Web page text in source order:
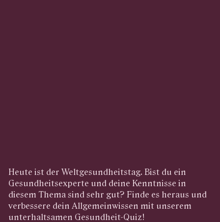
Heute ist der Weltgesundheitstag. Bist du ein
Gesundheitsexperte und deine Kenntnisse in
diesem Thema sind sehr gut? Finde es heraus und
verbessere dein Allgemeinwissen mit unserem
unterhaltsamen Gesundheit-Quiz!